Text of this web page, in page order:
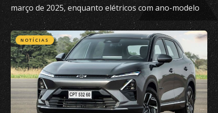
março de 2025, enquanto elétricos com ano-modelo
2023 desvalorizam 46,15%
NOTÍCIAS